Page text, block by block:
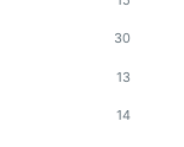
30
13
14